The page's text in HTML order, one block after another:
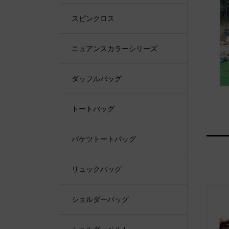
スピンクロス
ニュアンスカラーシリーズ
ダッフルバッグ
トートバッグ
バケツトートバッグ
リュックバッグ
ショルダーバッグ